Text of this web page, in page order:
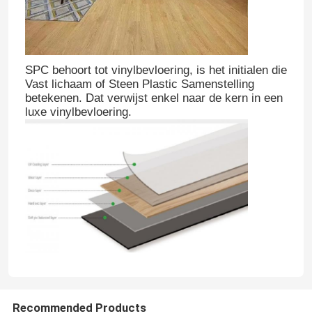
SPC behoort tot vinylbevloering, is het initialen die
Vast lichaam of Steen Plastic Samenstelling
betekenen. Dat verwijst enkel naar de kern in een
luxe vinylbevloering.
Recommended Products